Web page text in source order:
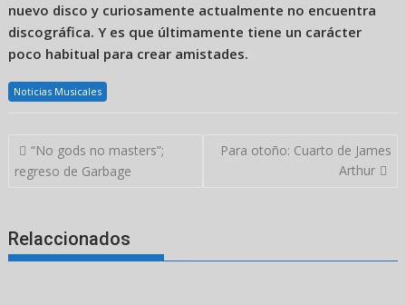
nuevo disco y curiosamente actualmente no encuentra
discográfica. Y es que últimamente tiene un carácter
poco habitual para crear amistades.
Noticias Musicales
Navegación
de
“No gods no masters”;
regreso de Garbage
Para otoño: Cuarto de James
Arthur
Relaccionados